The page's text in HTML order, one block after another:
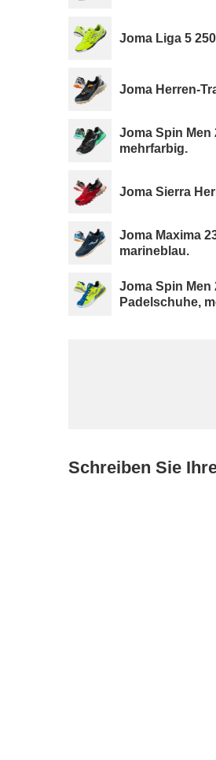
Joma Liga 5
Joma Herren-
Joma Spin Men
mehrfarbig.
Joma Sierra
Joma Maxima
marineblau.
Joma Spin Men
Padelschuhe,
Schreiben Sie